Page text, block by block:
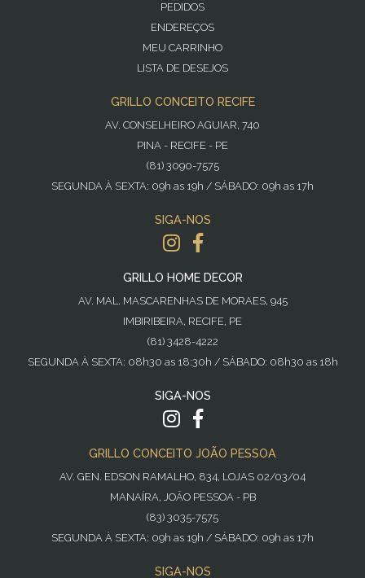
PEDIDOS
ENDEREÇOS
MEU CARRINHO
LISTA DE DESEJOS
GRILLO CONCEITO RECIFE
AV. CONSELHEIRO AGUIAR, 740
PINA - RECIFE - PE
(81) 3090-7575
SEGUNDA À SEXTA: 09h as 19h / SÁBADO: 09h as 17h
SIGA-NOS
GRILLO HOME DECOR
AV. MAL. MASCARENHAS DE MORAES, 945
IMBIRIBEIRA, RECIFE, PE
(81) 3428-4222
SEGUNDA À SEXTA: 08h30 as 18:30h / SÁBADO: 08h30 as 18h
SIGA-NOS
GRILLO CONCEITO JOÃO PESSOA
AV. GEN. EDSON RAMALHO, 834, LOJAS 02/03/04
MANAÍRA, JOÃO PESSOA - PB
(83) 3035-7575
SEGUNDA À SEXTA: 09h as 19h / SÁBADO: 09h as 17h
SIGA-NOS